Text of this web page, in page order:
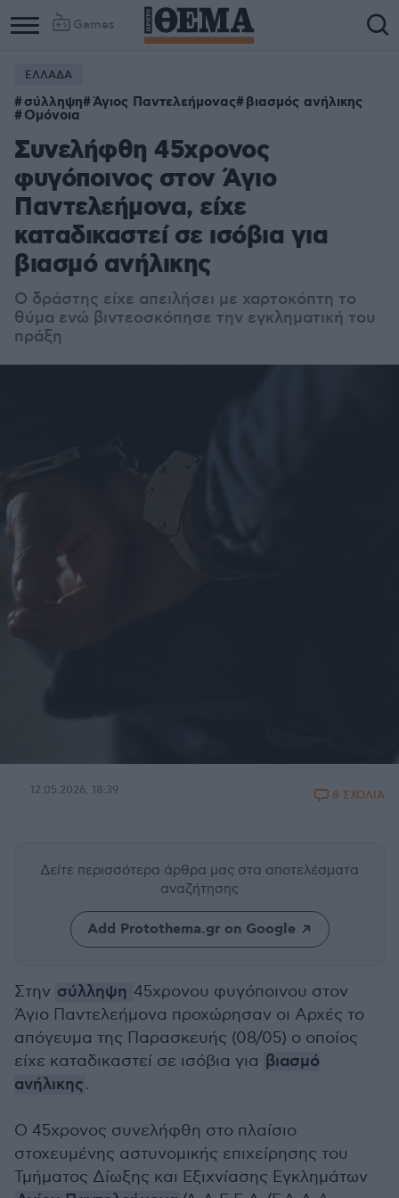
Games
ΕΛΛΑΔΑ
σύλληψη Άγιος Παντελεήμονας βιασμός ανήλικης
Ομόνοια
Συνελήφθη 45χρονος
φυγόποινος στον Άγιο
Παντελεήμονα, είχε
καταδικαστεί σε ισόβια για
βιασμό ανήλικης
Ο δράστης είχε απειλήσει με χαρτοκόπτη το
θύμα ενώ βιντεοσκόπησε την εγκληματική του
πράξη
12.05.2026, 18:39 8 ΣΧΟΛΙΑ
Δείτε περισσότερα άρθρα μας στα αποτελέσματα
αναζήτησης
Add Protothema.gr on Google
Στην σύλληψη 45χρονου φυγόποινου στον
Άγιο Παντελεήμονα προχώρησαν οι Αρχές το
απόγευμα της Παρασκευής (08/05) ο οποίος
είχε καταδικαστεί σε ισόβια για βιασμό
ανήλικης.
Ο 45χρονος συνελήφθη στο πλαίσιο
στοχευμένης αστυνομικής επιχείρησης του
Τμήματος Δίωξης και Εξιχνίασης Εγκλημάτων